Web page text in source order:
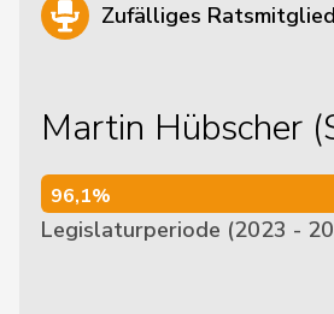
Zufälliges Ratsmitglied
Martin Hübscher
96,1%
96,1%
Legislaturperiode (2023 -